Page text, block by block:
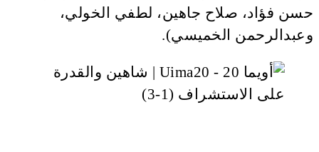
حسن فؤاد، صلاح جاهين، لطفي الخولي،
وعبدالرحمن الخميسي).